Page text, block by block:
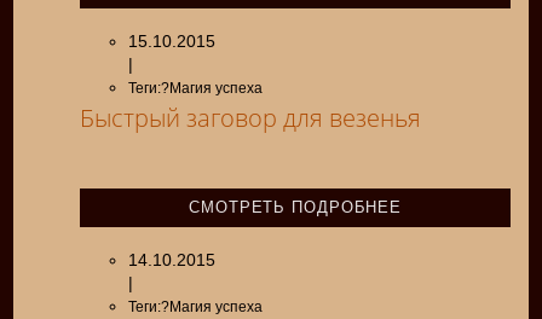
15.10.2015
|
Теги:?Магия успеха
Быстрый заговор для везенья
СМОТРЕТЬ ПОДРОБНЕЕ
14.10.2015
|
Теги:?Магия успеха